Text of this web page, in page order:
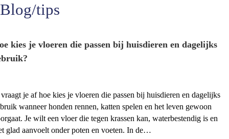
Blog/tips
kies je vloeren die passen bij huisdieren en dagelijks
vraagt je af hoe kies je vloeren die passen bij huisdieren en dagelijks
wanneer honden rennen, katten spelen en het leven gewoon
Je wilt een vloer die tegen krassen kan, waterbestendig is en
glad aanvoelt onder poten en voeten.​ In de…